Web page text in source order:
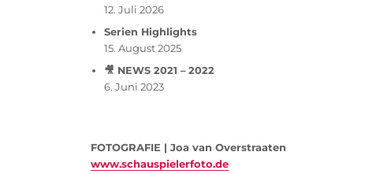
12. Juli 2026
Serien Highlights
15. August 2025
🎥 NEWS 2021 – 2022
6. Juni 2023
FOTOGRAFIE | Joa van Overstraaten
www.schauspielerfoto.de